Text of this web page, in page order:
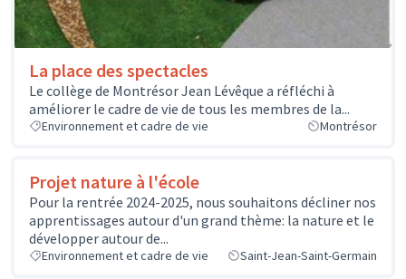
La place des spectacles
Le collège de Montrésor Jean Lévêque a réfléchi à
améliorer le cadre de vie de tous les membres de la...
Environnement et cadre de vie Montrésor
Projet nature à l'école
Pour la rentrée 2024-2025, nous souhaitons décliner nos
apprentissages autour d'un grand thème: la nature et le
développer autour de...
Environnement et cadre de vie Saint-Jean-Saint-Germain